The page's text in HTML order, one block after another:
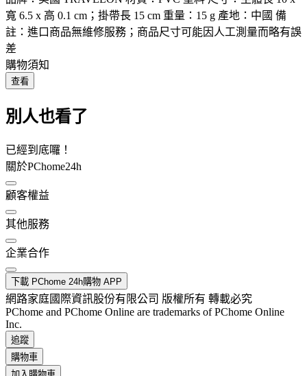
寬 6.5 x 高 0.1 cm；掛帶長 15 cm 重量：15 g 產地：中國 備
註：進口商品無維修服務；商品尺寸可能因人工測量而略有誤
差
購物須知
查看
別人也看了
已經到底囉！
關於PChome24h
顧客權益
其他服務
企業合作
下載 PChome 24h購物 APP
網路家庭國際資訊股份有限公司 版權所有 轉載必究
PChome and PChome Online are trademarks of PChome Online
Inc.
追蹤
購物車